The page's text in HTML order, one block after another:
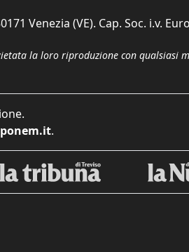
Venezia (VE). Cap. Soc. i.v.
la loro riproduzione con qualsiasi
.